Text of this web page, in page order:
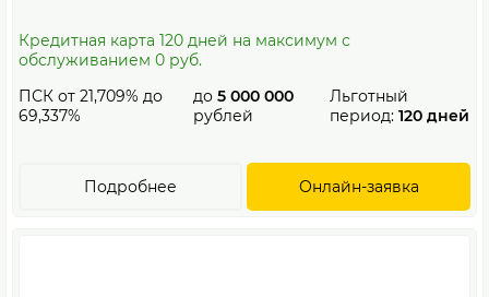
Кредитная карта 120 дней на максимум с
обслуживанием 0 руб.
ПСК от 21,709% до
69,337%
до 5 000 000
рублей
Льготный
период: 120 дней
Онлайн-заявка
Подробнее